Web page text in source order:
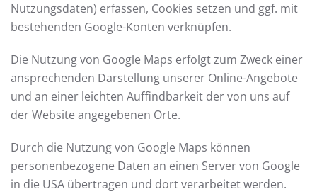
Nutzungsdaten) erfassen, Cookies setzen und ggf. mit
bestehenden Google-Konten verknüpfen.
Die Nutzung von Google Maps erfolgt zum Zweck einer
ansprechenden Darstellung unserer Online-Angebote
und an einer leichten Auffindbarkeit der von uns auf
der Website angegebenen Orte.
Durch die Nutzung von Google Maps können
personenbezogene Daten an einen Server von Google
in die USA übertragen und dort verarbeitet werden.